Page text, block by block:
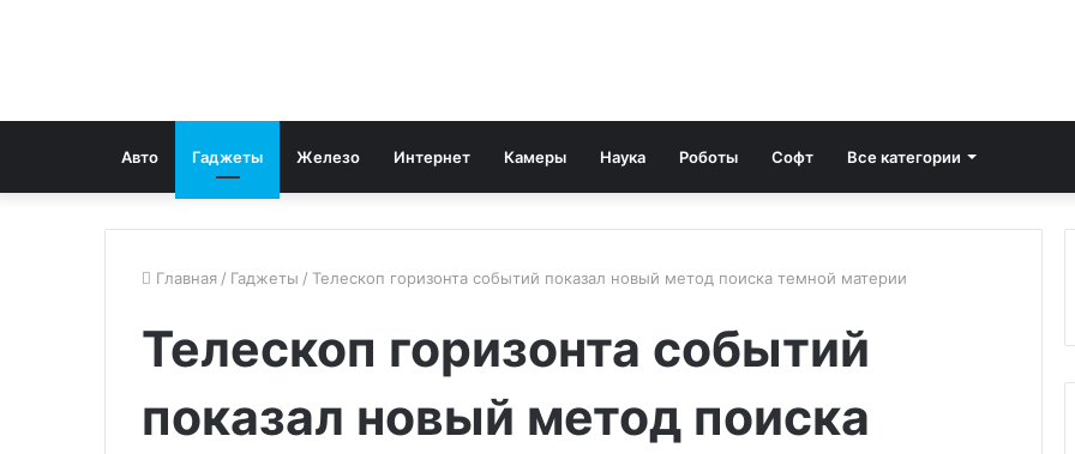
Авто Гаджеты Железо Интернет Камеры Наука Роботы Софт Все категории
Главная / Гаджеты / Телескоп горизонта событий показал новый метод поиска темной материи
Телескоп горизонта событий
показал новый метод поиска